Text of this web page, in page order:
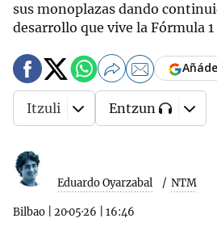
sus monoplazas dando
desarrollo que vive la Fórmula 1
Eduardo Oyarzabal NTM
Bilbao 20·05·26 16:46
Itzuli Entzun